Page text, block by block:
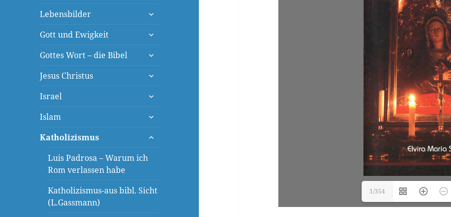
Lebensbilder
untermenü
Gott und Ewigkeit
untermenü
Gottes Wort – die Bibel
untermenü
Jesus Christus
untermenü
Israel
untermenü
Islam
untermenü
Katholizismus
untermenü
Luis Padrosa – Warum ich
Rom verlassen habe
Katholizismus-aus bibl. Sicht
(L.Gassmann)
1/354